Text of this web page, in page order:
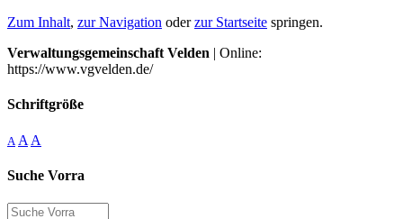
Zum Inhalt, zur Navigation oderzur Startseite springen.
Verwaltungsgemeinschaft Velden | Online:
https://www.vgvelden.de/
Schriftgröße
A A A
Suche Vorra